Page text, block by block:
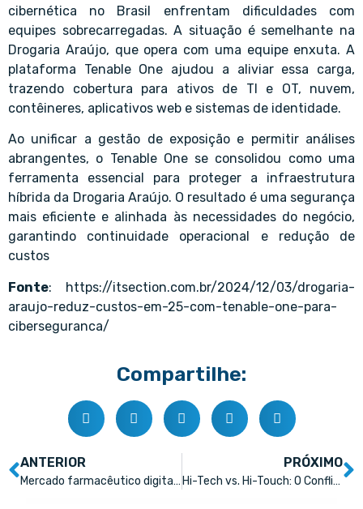
cibernética no Brasil enfrentam dificuldades com
equipes sobrecarregadas. A situação é semelhante na
Drogaria Araújo, que opera com uma equipe enxuta. A
plataforma Tenable One ajudou a aliviar essa carga,
trazendo cobertura para ativos de TI e OT, nuvem,
contêineres, aplicativos web e sistemas de identidade.
Ao unificar a gestão de exposição e permitir análises
abrangentes, o Tenable One se consolidou como uma
ferramenta essencial para proteger a infraestrutura
híbrida da Drogaria Araújo. O resultado é uma segurança
mais eficiente e alinhada às necessidades do negócio,
garantindo continuidade operacional e redução de
custos
Fonte: https://itsection.com.br/2024/12/03/drogaria-
araujo-reduz-custos-em-25-com-tenable-one-para-
ciberseguranca/
Compartilhe:
ANTERIOR
Mercado farmacêutico digital entra na mira de investidores
PRÓXIMO
Hi-Tech vs. Hi-Touch: O Conflito que Pode Mudar as Farmácias para Sempre